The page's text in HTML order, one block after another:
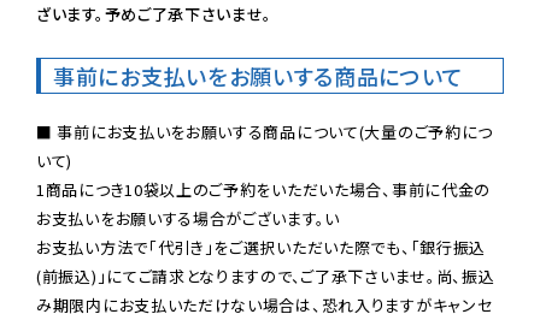
ざいます。予めご了承下さいませ。
事前にお支払いをお願いする商品について
■ 事前にお支払いをお願いする商品について(大量のご予約につ
いて)
1商品につき10袋以上のご予約をいただいた場合、事前に代金の
お支払いをお願いする場合がございます。い
お支払い方法で「代引き」をご選択いただいた際でも、「銀行振込
(前振込)」にてご請求となりますので、ご了承下さいませ。尚、振込
み期限内にお支払いただけない場合は、恐れ入りますがキャンセ